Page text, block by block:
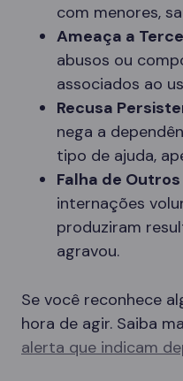
com menores,
Ameaça a
abusos ou
associados ao
Recusa
nega a
tipo de ajuda,
Falha de
internações
produziram
agravou.
Se você reconhece
hora de agir. Saiba
alerta que indicam